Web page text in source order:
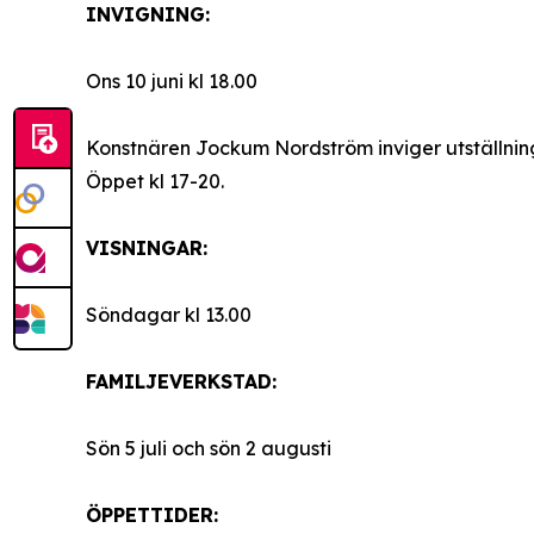
INVIGNING:
Ons 10 juni kl 18.00
Konstnären Jockum Nordström inviger
Öppet kl 17-20.
VISNINGAR:
Söndagar kl 13.00
FAMILJEVERKSTAD:
Sön 5 juli och sön 2 augusti
ÖPPETTIDER: